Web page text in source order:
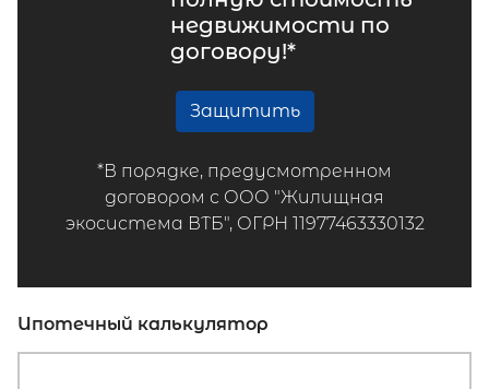
недвижимости по
договору!*
Защитить
*В порядке, предусмотренном
договором с ООО "Жилищная
экосистема ВТБ", ОГРН 11977463330132
Ипотечный калькулятор